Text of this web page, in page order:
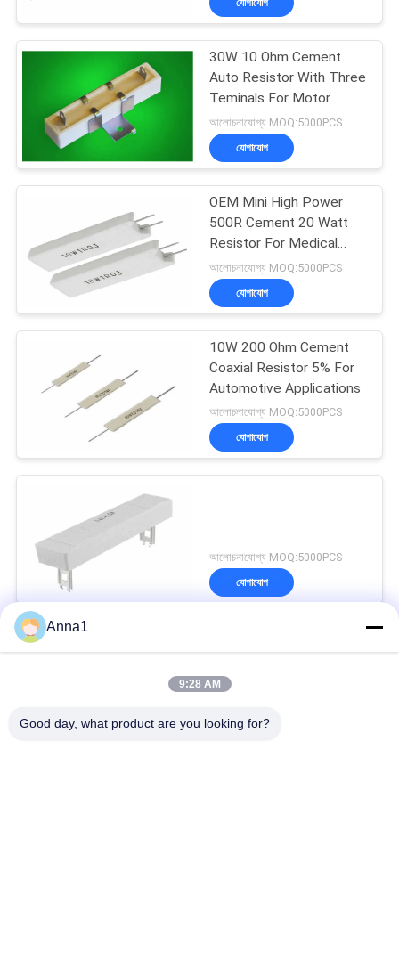
যোগাযোগ
30W 10 Ohm Cement
Auto Resistor With Three
Teminals For Motor
Controllers
আলোচনাযোগ্য MOQ:5000PCS
যোগাযোগ
OEM Mini High Power
500R Cement 20 Watt
Resistor For Medical
Equipment
আলোচনাযোগ্য MOQ:5000PCS
যোগাযোগ
10W 200 Ohm Cement
Coaxial Resistor 5% For
Automotive Applications
আলোচনাযোগ্য MOQ:5000PCS
যোগাযোগ
আলোচনাযোগ্য MOQ:5000PCS
যোগাযোগ
কম্পিউটার সিপিইউ কুলার
Anna1
9:28 AM
Good day, what product are you looking for?